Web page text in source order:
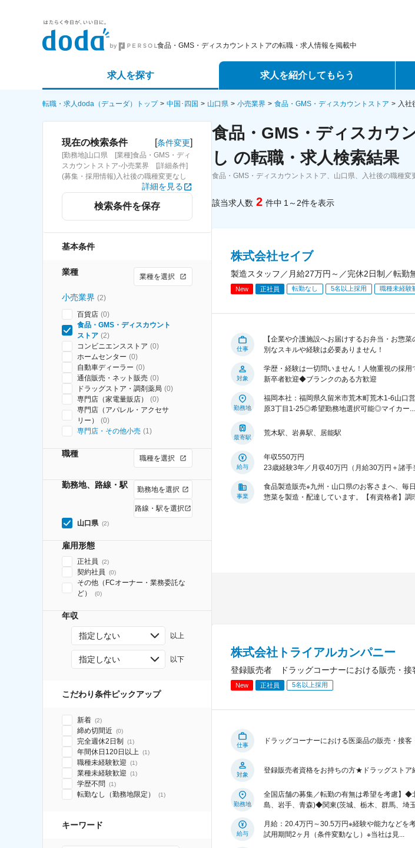
食品・GMS・ディスカウントストアの転職・求人情報を掲載中
求人を探す
詳細条件から探す
求人特集から探す
求人を紹介してもらう
エージェントサービス
スカウトサービス
パートナーエージェントサービス
転職・求人doda（デューダ）トップ 中国･四国 山口県 小売業界 食品・GMS・ディスカウントストア 入社
現在の検索条件 [条件変更]
[勤務地]山口県 [業種]食品・GMS・ディ
スカウントストア-小売業界 [詳細条件]
(募集・採用情報)入社後の職種変更なし
詳細を見る
検索条件を保存
基本条件
業種 業種を選択
小売業界 (2)
百貨店 (0)
食品・GMS・ディスカウント
ストア (2)
コンビニエンスストア (0)
ホームセンター (0)
自動車ディーラー (0)
通信販売・ネット販売 (0)
ドラッグストア・調剤薬局 (0)
専門店（家電量販店）
(0)
専門店（アパレル・アクセサ
リー）
(0)
専門店・その他小売 (1)
職種 職種を選択
勤務地、路線・駅 勤務地を選択
路線・駅を選択
山口県 (2)
雇用形態
正社員 (2)
契約社員 (0)
その他（FCオーナー・業務委託な
ど）
(0)
年収
指定しない 以上
指定しない 以下
こだわり条件ピックアップ
新着 (2)
締め切間近 (0)
完全週休2日制 (1)
年間休日120日以上 (1)
職種未経験歓迎 (1)
業種未経験歓迎 (1)
学歴不問 (1)
転勤なし（勤務地限定） (1)
キーワード
食品・GMS・ディスカウ
し の転職・求人検索結果
食品・GMS・ディスカウントストア、山口県、入社後の職種
該当求人数 2 件中 1～2件を表示
株式会社セイブ
製造スタッフ／月給27万円～／完休2日制／転勤
New 正社員 転勤なし 5名以上採用 職種未経験
仕事
【企業や介護施設へお届けするお弁当・お惣
別なスキルや経験は必要ありません！
対象
学歴・経験は一切問いません！人物重視の採
新卒者歓迎◆ブランクのある方歓迎
勤務地
福岡本社：福岡県久留米市荒木町荒木1-6山口
原3丁目1-25◎希望勤務地選択可能◎マイカー...
最寄駅
荒木駅、岩鼻駅、居能駅
給与
年収550万円
23歳経験3年／月収40万円（月給30万円＋諸手
事業
食品製造販売※九州・山口県のお客さまへ、毎
惣菜を製造・配達しています。【有資格者】調
株式会社トライアルカンパニー
登録販売者 ドラッグコーナーにおける販売・接
New 正社員 5名以上採用
仕事
ドラッグコーナーにおける医薬品の販売・接
対象
登録販売者資格をお持ちの方★ドラッグストア
勤務地
全国店舗の募集／転勤の有無は希望を考慮】
島、岩手、青森)◆関東(茨城、栃木、群馬、埼玉
給与
月給：20.4万円～30.5万円※経験や能力などを
試用期間2ヶ月（条件変動なし）※当社は見...